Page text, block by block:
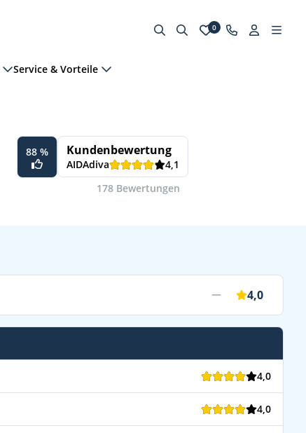
0
Service & Vorteile
88 % Kundenbewertung
AIDAdiva
4,1
178 Bewertungen
4,0
4,0
4,0